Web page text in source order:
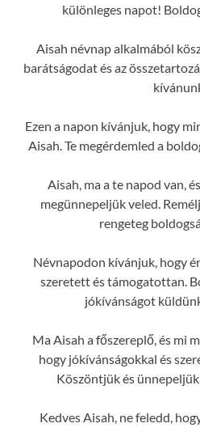
különleges napot!
Aisah névnap alkalmából
barátságodat és az
Ezen a napon kívánjuk, hogy
Aisah. Te megérdemled a
Aisah, ma a te napod van,
megünnepeljük veled.
rengeteg
Névnapodon kívánjuk, hogy
szeretett és támogatottan.
jókívánságot
Ma Aisah a főszereplő, és mi
hogy jókívánságokkal és
Köszöntjük és
Kedves Aisah, ne feledd,